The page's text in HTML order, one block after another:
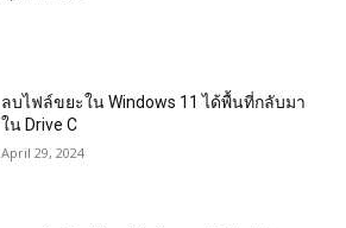
ลบไฟล์ขยะใน Windows 11 ได้พื้นที่กลับมา
ใน Drive C
April 29, 2024